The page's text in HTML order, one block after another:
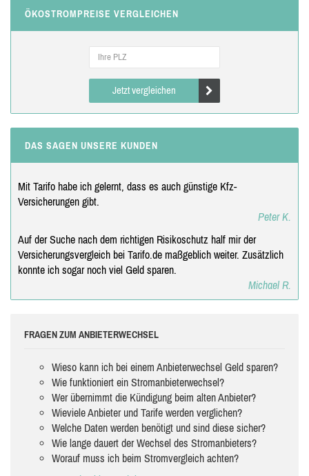
ÖKOSTROMPREISE VERGLEICHEN
Jetzt vergleichen
DAS SAGEN UNSERE KUNDEN
Mit Tarifo habe ich gelernt, dass es auch günstige Kfz-
Versicherungen gibt.
Peter K.
Auf der Suche nach dem richtigen Risikoschutz half mir der
Versicherungsvergleich bei Tarifo.de maßgeblich weiter. Zusätzlich
konnte ich sogar noch viel Geld sparen.
Michael R.
FRAGEN ZUM ANBIETERWECHSEL
Wieso kann ich bei einem Anbieterwechsel Geld sparen?
Wie funktioniert ein Stromanbieterwechsel?
Wer übernimmt die Kündigung beim alten Anbieter?
Wieviele Anbieter und Tarife werden verglichen?
Welche Daten werden benötigt und sind diese sicher?
Wie lange dauert der Wechsel des Stromanbieters?
Worauf muss ich beim Stromvergleich achten?